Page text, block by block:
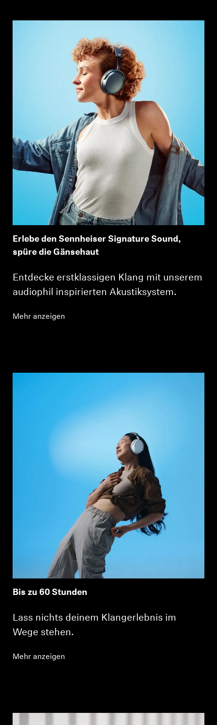
Erlebe den Sennheiser Signature Sound,
spüre die Gänsehaut
Entdecke erstklassigen Klang mit unserem
audiophil inspirierten Akustiksystem.
Mehr anzeigen
Bis zu 60 Stunden
Lass nichts deinem Klangerlebnis im
Wege stehen.
Mehr anzeigen